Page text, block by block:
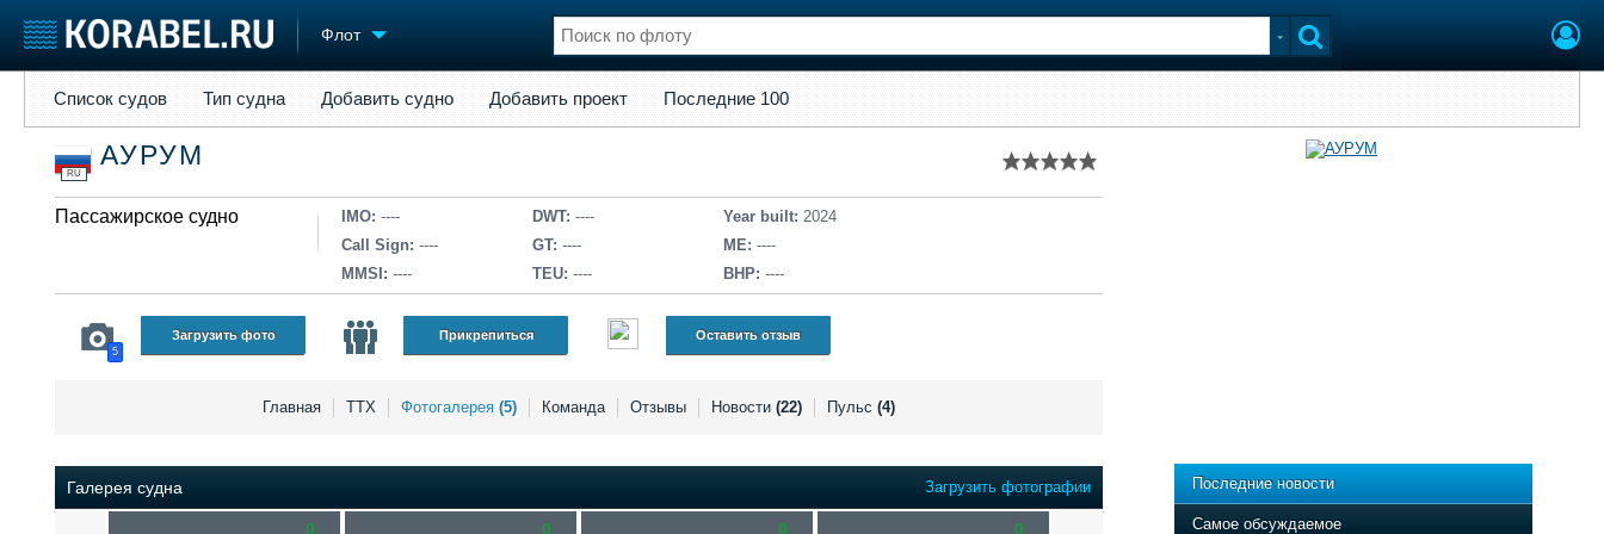
Флот
Судостроение
Пульс
Новости
Компании
Журнал
Торговая площадка
Оборудование
Конференции
Флот
Отзывы
Все службы
Список судов Тип судна Добавить судно Добавить проект Последние 100
RU
АУРУМ
Пассажирское судно IMO: ----
Call Sign: ----
MMSI: ----
DWT: ----
GT: ----
TEU: ----
Year built: 2024
ME: ----
BHP: ----
5
Загрузить фото Прикрепиться Оставить отзыв
Главная ТТХ Фотогалерея (5) Команда Отзывы Новости (22) Пульс (4)
Галерея судна Загрузить фотографии
0 0 0 0
Последние новости
Самое обсуждаемое